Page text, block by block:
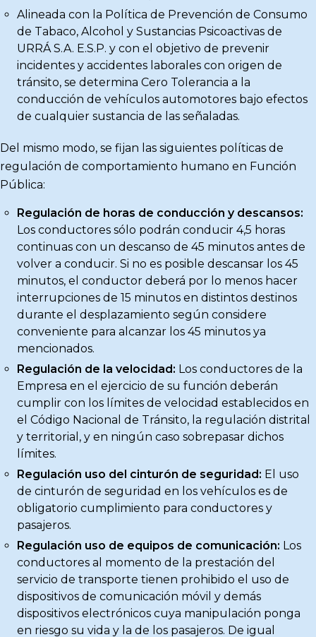
Alineada con la Política de Prevención de Consumo
de Tabaco, Alcohol y Sustancias Psicoactivas de
URRÁ S.A. E.S.P. y con el objetivo de prevenir
incidentes y accidentes laborales con origen de
tránsito, se determina Cero Tolerancia a la
conducción de vehículos automotores bajo efectos
de cualquier sustancia de las señaladas.
Del mismo modo, se fijan las siguientes políticas de
regulación de comportamiento humano en Función
Pública:
Regulación de horas de conducción y descansos:
Los conductores sólo podrán conducir 4,5 horas
continuas con un descanso de 45 minutos antes de
volver a conducir. Si no es posible descansar los 45
minutos, el conductor deberá por lo menos hacer
interrupciones de 15 minutos en distintos destinos
durante el desplazamiento según considere
conveniente para alcanzar los 45 minutos ya
mencionados.
Regulación de la velocidad: Los conductores de la
Empresa en el ejercicio de su función deberán
cumplir con los límites de velocidad establecidos en
el Código Nacional de Tránsito, la regulación distrital
y territorial, y en ningún caso sobrepasar dichos
límites.
Regulación uso del cinturón de seguridad: El uso
de cinturón de seguridad en los vehículos es de
obligatorio cumplimiento para conductores y
pasajeros.
Regulación uso de equipos de comunicación: Los
conductores al momento de la prestación del
servicio de transporte tienen prohibido el uso de
dispositivos de comunicación móvil y demás
dispositivos electrónicos cuya manipulación ponga
en riesgo su vida y la de los pasajeros. De igual